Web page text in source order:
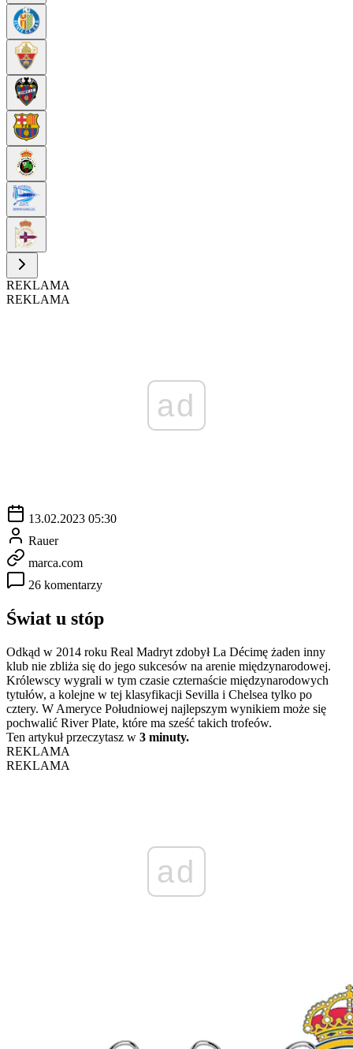
REKLAMA
REKLAMA
ad
13.02.2023 05:30
Rauer
marca.com
26 komentarzy
Świat u stóp
Odkąd w 2014 roku Real Madryt zdobył La Décimę żaden inny
klub nie zbliża się do jego sukcesów na arenie międzynarodowej.
Królewscy wygrali w tym czasie czternaście międzynarodowych
tytułów, a kolejne w tej klasyfikacji Sevilla i Chelsea tylko po
cztery. W Ameryce Południowej najlepszym wynikiem może się
pochwalić River Plate, które ma sześć takich trofeów.
Ten artykuł przeczytasz w 3 minuty.
REKLAMA
REKLAMA
ad